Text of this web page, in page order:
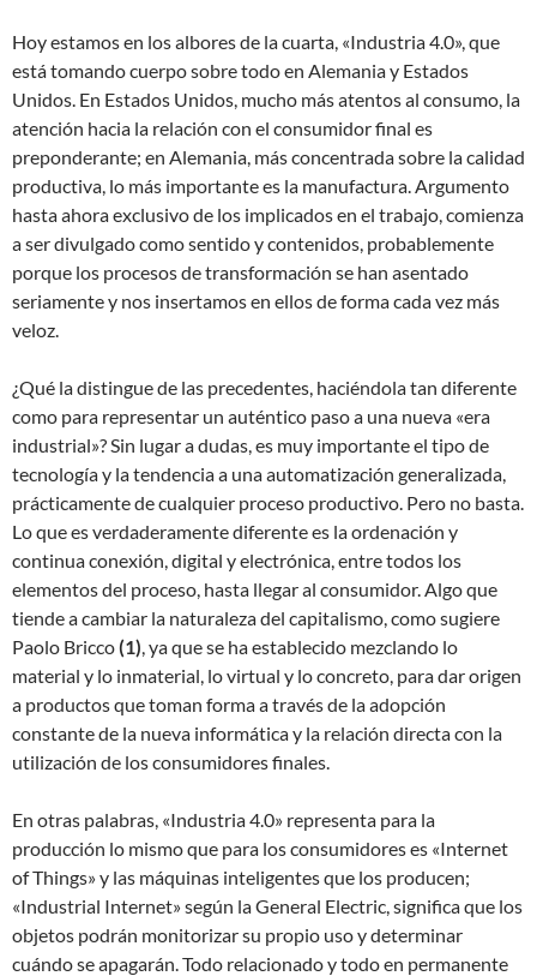
Hoy estamos en los albores de la cuarta, «Industria 4.0», que
está tomando cuerpo sobre todo en Alemania y Estados
Unidos. En Estados Unidos, mucho más atentos al consumo, la
atención hacia la relación con el consumidor final es
preponderante; en Alemania, más concentrada sobre la calidad
productiva, lo más importante es la manufactura. Argumento
hasta ahora exclusivo de los implicados en el trabajo, comienza
a ser divulgado como sentido y contenidos, probablemente
porque los procesos de transformación se han asentado
seriamente y nos insertamos en ellos de forma cada vez más
veloz.
¿Qué la distingue de las precedentes, haciéndola tan diferente
como para representar un auténtico paso a una nueva «era
industrial»? Sin lugar a dudas, es muy importante el tipo de
tecnología y la tendencia a una automatización generalizada,
prácticamente de cualquier proceso productivo. Pero no basta.
Lo que es verdaderamente diferente es la ordenación y
continua conexión, digital y electrónica, entre todos los
elementos del proceso, hasta llegar al consumidor. Algo que
tiende a cambiar la naturaleza del capitalismo, como sugiere
Paolo Bricco(1), ya que se ha establecido mezclando lo
material y lo inmaterial, lo virtual y lo concreto, para dar origen
a productos que toman forma a través de la adopción
constante de la nueva informática y la relación directa con la
utilización de los consumidores finales.
En otras palabras, «Industria 4.0» representa para la
producción lo mismo que para los consumidores es «Internet
of Things» y las máquinas inteligentes que los producen;
«Industrial Internet» según la General Electric, significa que los
objetos podrán monitorizar su propio uso y determinar
cuándo se apagarán. Todo relacionado y todo en permanente